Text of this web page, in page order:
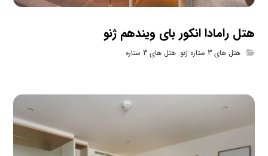
هتل رامادا انکور بای ویندهم ژنو
هتل های 3 ستاره ژنو ,هتل های 3 ستاره